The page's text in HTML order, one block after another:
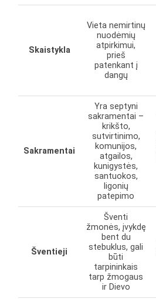
Skaistykla
Vieta nemirtinų
nuodėmių
atpirkimui,
prieš
patenkant į
dangų
Sakramentai
Yra septyni
sakramentai –
krikšto,
sutvirtinimo,
komunijos,
atgailos,
kunigystės,
santuokos,
ligonių
patepimo
Šventieji
Šventi
žmonės, įvykdę
bent du
stebuklus, gali
būti
tarpininkais
tarp žmogaus
ir Dievo